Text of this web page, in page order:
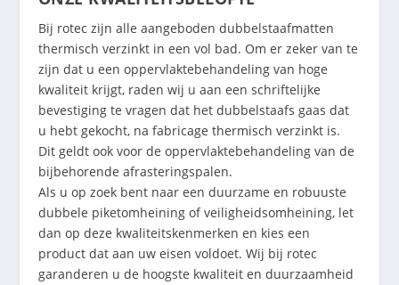
Bij rotec zijn alle aangeboden dubbelstaafmatten
thermisch verzinkt in een vol bad. Om er zeker van te
zijn dat u een oppervlaktebehandeling van hoge
kwaliteit krijgt, raden wij u aan een schriftelijke
bevestiging te vragen dat het dubbelstaafs gaas dat
u hebt gekocht, na fabricage thermisch verzinkt is.
Dit geldt ook voor de oppervlaktebehandeling van de
bijbehorende afrasteringspalen.
Als u op zoek bent naar een duurzame en robuuste
dubbele piketomheining of veiligheidsomheining, let
dan op deze kwaliteitskenmerken en kies een
product dat aan uw eisen voldoet. Wij bij rotec
garanderen u de hoogste kwaliteit en duurzaamheid